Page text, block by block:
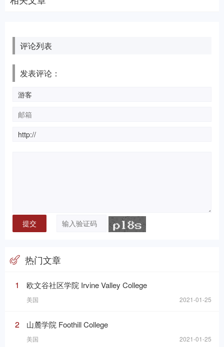
评论列表
发表评论：
热门文章
1 欧文谷社区学院 Irvine Valley College
美国 2021-01-25
2 山麓学院 Foothill College
美国 2021-01-25